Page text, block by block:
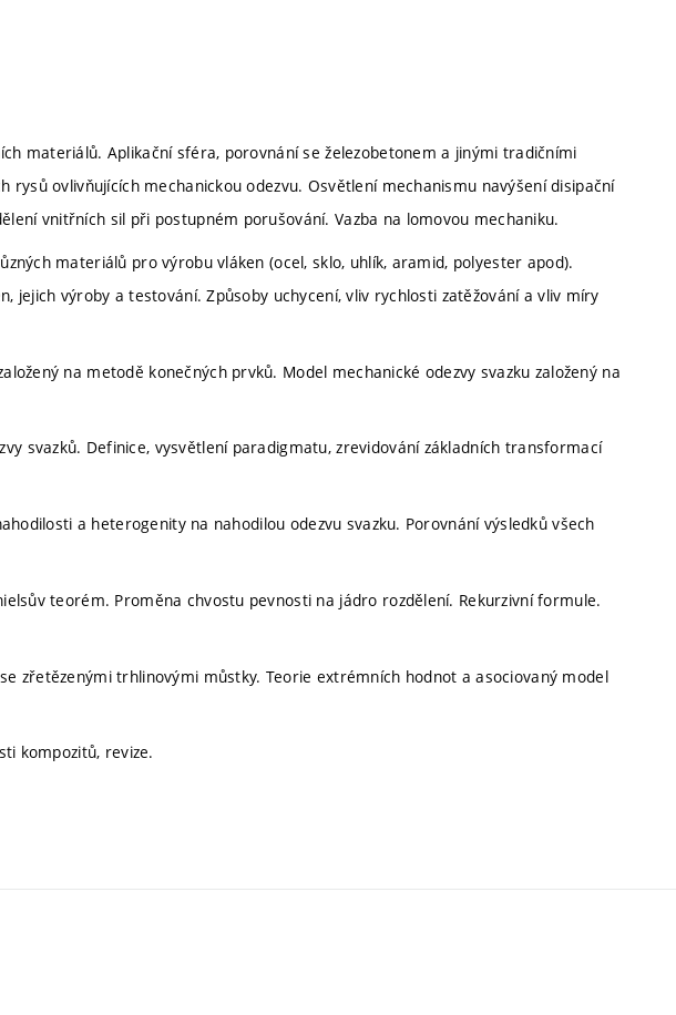
materiálů. Aplikační sféra, porovnání se železobetonem a jinými tradičními
rysů ovlivňujících mechanickou odezvu. Osvětlení mechanismu navýšení disipační
vnitřních sil při postupném porušování. Vazba na lomovou mechaniku.
materiálů pro výrobu vláken (ocel, sklo, uhlík, aramid, polyester apod).
jejich výroby a testování. Způsoby uchycení, vliv rychlosti zatěžování a vliv míry
na metodě konečných prvků. Model mechanické odezvy svazku založený na
svazků. Definice, vysvětlení paradigmatu, zrevidování základních transformací
a heterogenity na nahodilou odezvu svazku. Porovnání výsledků všech
teorém. Proměna chvostu pevnosti na jádro rozdělení. Rekurzivní formule.
zřetězenými trhlinovými můstky. Teorie extrémních hodnot a asociovaný model
kompozitů, revize.